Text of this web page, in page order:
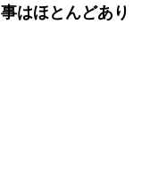
はほとんどあり